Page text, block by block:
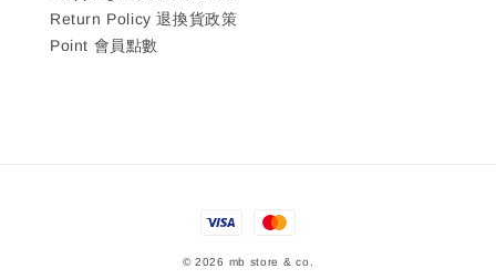
Return Policy 退換貨政策
Point 會員點數
© 2026 mb store & co.